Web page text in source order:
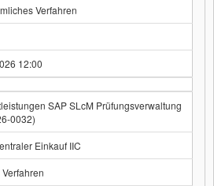
Verfahren
12:00
SAP SLcM Prüfungsverwaltung
0032)
Einkauf IIC